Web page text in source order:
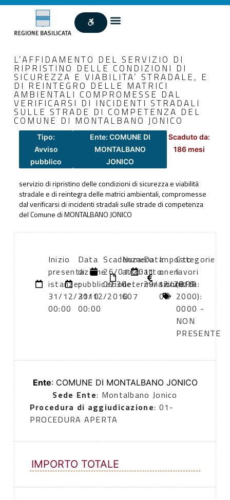
L’AFFIDAMENTO DEL SERVIZIO DI
RIPRISTINO DELLE CONDIZIONI DI
SICUREZZA E VIABILITA’ STRADALE, E
DI REINTEGRO DELLE MATRICI
AMBIENTALI COMPROMESSE DAL
VERIFICARSI DI INCIDENTI STRADALI
SULLE STRADE DI COMPETENZA DEL
COMUNE DI MONTALBANO JONICO
Tipo:
Avviso
pubblico
Ente: COMUNE DI
MONTALBANO
JONICO
Scaduto da:
186 mesi
servizio di ripristino delle condizioni di sicurezza e viabilità
stradale e di reintegra delle matrici ambientali, compromesse
dal verificarsi di incidenti stradali sulle strade di competenza
del Comune di MONTALBANO JONICO
Inizio
presentazione
istanze:
31/12/2010
00:00
Data
di
pubblicazione:
31/12/2010
00:00
Scadenza:
26/01/2011
09:30
Numero
atto:
determinazione
607
Data
atto:
29/12/2010
Importo
oneri
sicurezza:
0
Categorie
lavori
(DPR
2000):
0000 -
NON
PRESENTE
Ente: COMUNE DI MONTALBANO JONICO
Sede Ente: Montalbano Jonico
Procedura di aggiudicazione: 01-
PROCEDURA APERTA
IMPORTO TOTALE